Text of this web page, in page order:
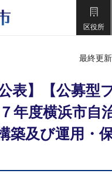
区役所
最終更
表】【公募型
年度横浜市自
築及び運用・